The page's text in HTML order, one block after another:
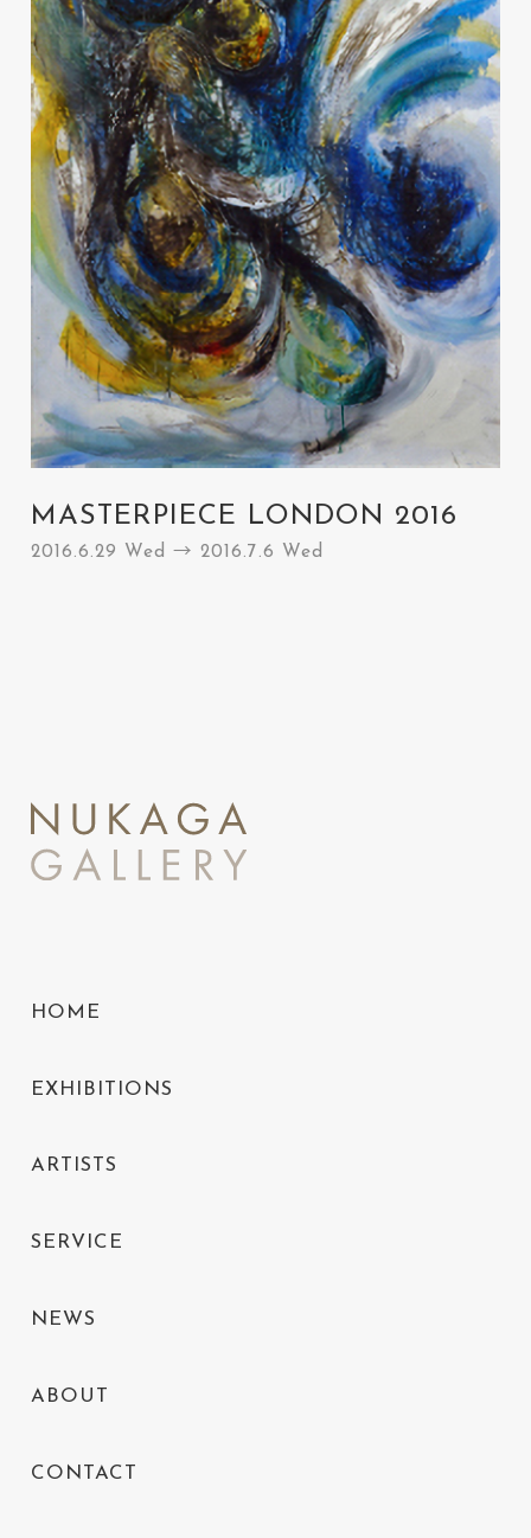
MASTERPIECE LONDON 2016
2016.6.29 Wed → 2016.7.6 Wed
HOME
EXHIBITIONS
ARTISTS
SERVICE
NEWS
ABOUT
CONTACT